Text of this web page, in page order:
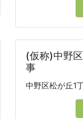
(仮称)中野
事
中野区松が丘1